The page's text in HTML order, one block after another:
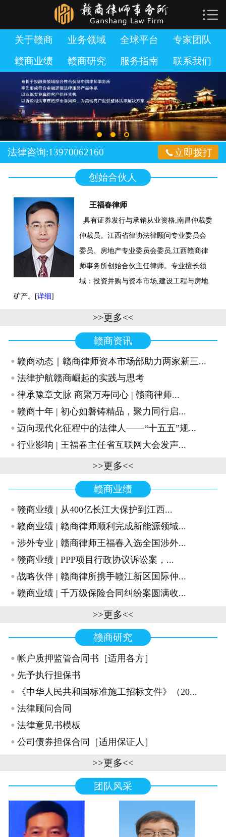
 网站首页
关于赣商
业务领域
全球平台
专家团队
赣商业绩
赣商研究
加入赣商
联系我们

关于赣商 业务领域 全球平台
专家团队
赣商业绩
赣商研究 服务指南 联系我们
立即拨打
法律咨询:13970062160
创始合伙人
王福春律师
具有证券发行与承销从业资格,南昌仲裁委
仲裁员。江西省律协法律顾问专业委员会
委员、房地产专业委员会委员,江西赣商律
师事务所创始合伙主任律师。专业擅长领
域：投资并购与资本市场,建设工程与房地
矿产。[详细]
>>更多<<
赣商资讯
· 赣商动态｜赣商律师资本市场部助力两家新三...
· 法律护航赣商崛起的实践与思考
· 律承豫章文脉 商聚万寿同心 | 赣商律师...
· 赣商十年 | 初心如磐铸精品，聚力同行启...
· 迈向现代化征程中的法律人——“十五五”规...
· 行业影响 | 王福春主任省互联网大会发声...
>>更多<<
赣商业绩
· 赣商业绩 | 从400亿长江大保护到江西...
· 赣商业绩 | 赣商律师顺利完成新能源领域...
· 涉外专业 | 赣商律师王福春入选全国涉外...
· 赣商业绩 | PPP项目行政协议诉讼案，...
· 战略伙伴 | 赣商律所携手赣江新区国际仲...
· 赣商业绩 | 千万级保险合同纠纷案圆满收...
>>更多<<
赣商研究
· 帐户质押监管合同书［适用各方］
· 先予执行担保书
· 《中华人民共和国标准施工招标文件》（20...
· 法律顾问合同
· 法律意见书模板
· 公司债券担保合同［适用保证人］
>>更多<<
团队风采